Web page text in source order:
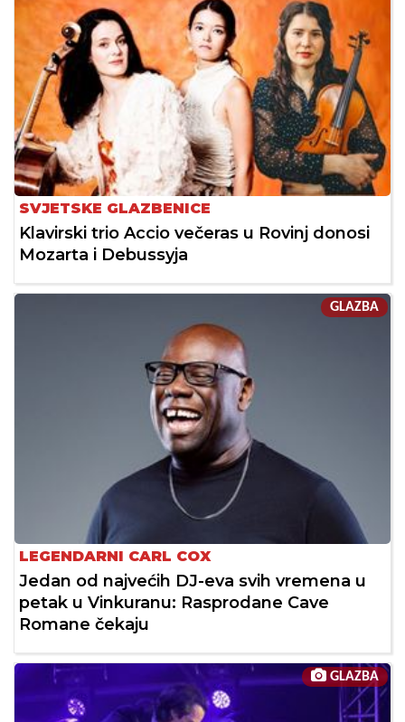
SVJETSKE GLAZBENICE
Klavirski trio Accio večeras u Rovinj donosi
Mozarta i Debussyja
GLAZBA
LEGENDARNI CARL COX
Jedan od najvećih DJ-eva svih vremena u
petak u Vinkuranu: Rasprodane Cave
Romane čekaju
GLAZBA